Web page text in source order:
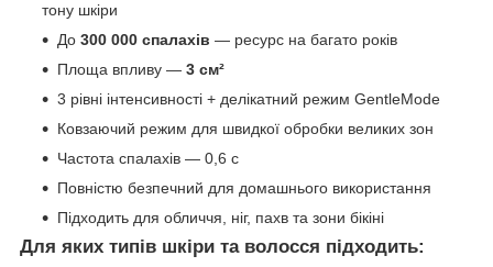
тону шкіри
До 300 000 спалахів — ресурс на багато років
Площа впливу — 3 см²
3 рівні інтенсивності + делікатний режим GentleMode
Ковзаючий режим для швидкої обробки великих зон
Частота спалахів — 0,6 с
Повністю безпечний для домашнього використання
Підходить для обличчя, ніг, пахв та зони бікіні
Для яких типів шкіри та волосся підходить: